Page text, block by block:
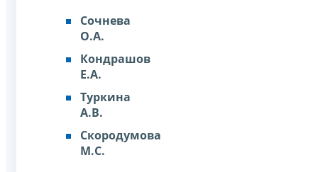
Сочнева
О.А.
Кондрашов
Е.А.
Туркина
А.В.
Скородумова
М.С.